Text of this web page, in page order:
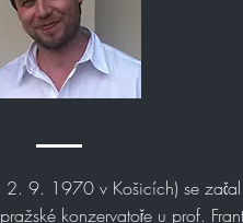
2. 9. 1970 v Košicích) se
konzervatoře u prof.